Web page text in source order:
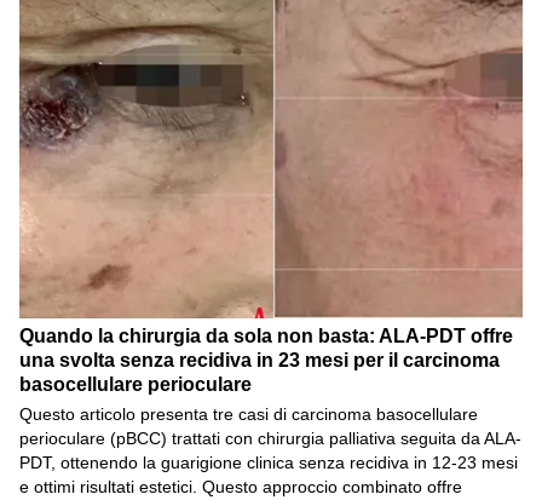
Quando la chirurgia da sola non basta: ALA-PDT offre
una svolta senza recidiva in 23 mesi per il carcinoma
basocellulare perioculare
Questo articolo presenta tre casi di carcinoma basocellulare
perioculare (pBCC) trattati con chirurgia palliativa seguita da ALA-
PDT, ottenendo la guarigione clinica senza recidiva in 12-23 mesi
e ottimi risultati estetici. Questo approccio combinato offre